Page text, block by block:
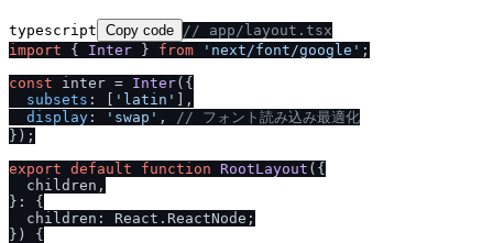
typescript Copy code / / app /layout.tsx
import { Inter } from 'next /font /google' ;
const inter = Inter({
subsets : [ 'latin' ],
display : 'swap' , / / フォント読み込み最適化
});
export default function RootLayout ( {
  children,
}: {
  children: React.ReactNode;
} ) {